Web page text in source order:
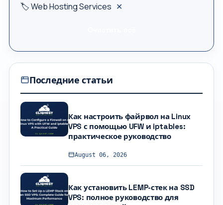
🏷 Web Hosting Services ✕
Последние статьи
Как настроить файрвол на Linux
VPS с помощью UFW и iptables:
практическое руководство
August 06, 2026
Как установить LEMP-стек на SSD
VPS: полное руководство для